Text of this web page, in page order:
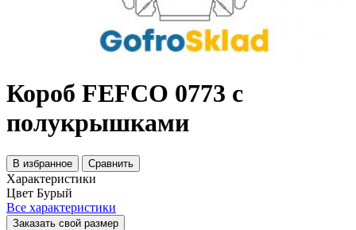
Короб FEFCO 0773 с
полукрышками
В избранное Сравнить
Характеристики
Цвет Бурый
Все характеристики
Заказать свой размер